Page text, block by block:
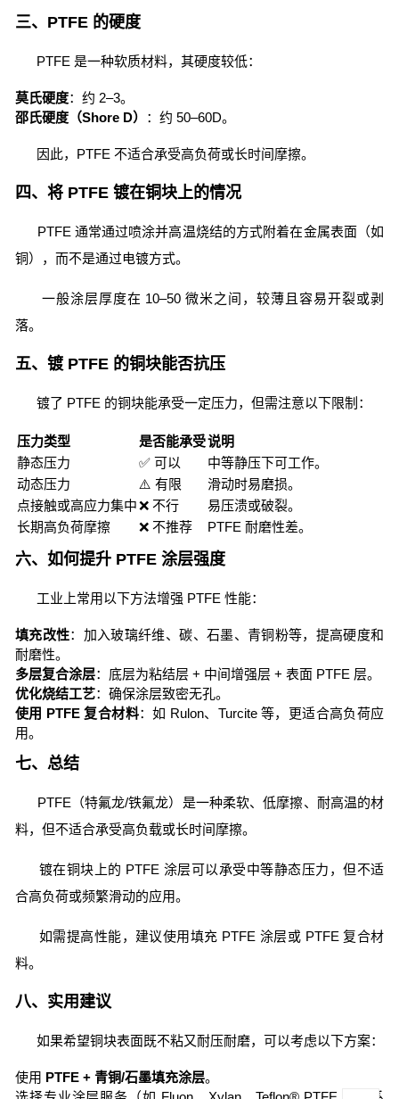
三、PTFE 的硬度
PTFE 是一种软质材料，其硬度较低：
莫氏硬度：约 2–3。
邵氏硬度（Shore D）
：约 50–60D。
因此，PTFE 不适合承受高负荷或长时间摩擦。
四、将 PTFE 镀在铜块上的情况
PTFE 通常通过喷涂并高温烧结的方式附着在金属表面（如
铜），而不是通过电镀方式。
一般涂层厚度在 10–50 微米之间，较薄且容易开裂或剥
落。
五、镀 PTFE 的铜块能否抗压
镀了 PTFE 的铜块能承受一定压力，但需注意以下限制：
压力类型 是否能承受说明
静态压力
✅ 可以
中等静压下可工作。
动态压力
⚠️ 有限
滑动时易磨损。
点接触或高应力集中❌ 不行
易压溃或破裂。
长期高负荷摩擦
❌ 不推荐 PTFE 耐磨性差。
六、如何提升 PTFE 涂层强度
工业上常用以下方法增强 PTFE 性能：
填充改性：加入玻璃纤维、碳、石墨、青铜粉等，提高硬度和
耐磨性。
多层复合涂层：底层为粘结层 + 中间增强层 + 表面 PTFE 层。
优化烧结工艺：确保涂层致密无孔。
使用 PTFE 复合材料：如 Rulon、Turcite 等，更适合高负荷应
用。
七、总结
PTFE（特氟龙/铁氟龙）是一种柔软、低摩擦、耐高温的材
料，但不适合承受高负载或长时间摩擦。
镀在铜块上的 PTFE 涂层可以承受中等静态压力，但不适
合高负荷或频繁滑动的应用。
如需提高性能，建议使用填充 PTFE 涂层或 PTFE 复合材
料。
八、实用建议
如果希望铜块表面既不粘又耐压耐磨，可以考虑以下方案：
使用 PTFE + 青铜/石墨填充涂层。